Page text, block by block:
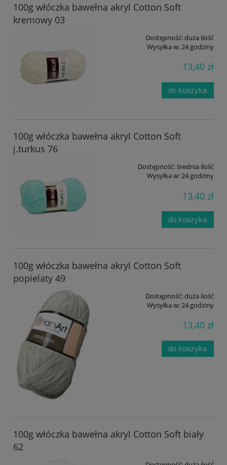
100g włóczka bawełna akryl Cotton Soft
kremowy 03
Dostępność:duża ilość
Wysyłka w:24 godziny
13,40 zł
do koszyka
100g włóczka bawełna akryl Cotton Soft
j.turkus 76
Dostępność:średnia ilość
Wysyłka w:24 godziny
13,40 zł
do koszyka
100g włóczka bawełna akryl Cotton Soft
popielaty 49
Dostępność:duża ilość
Wysyłka w:24 godziny
13,40 zł
do koszyka
100g włóczka bawełna akryl Cotton Soft biały
62